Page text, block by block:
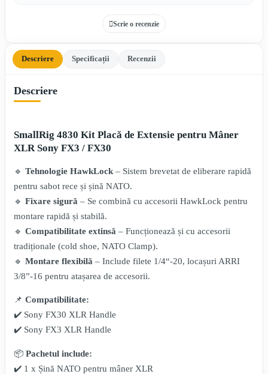
Scrie o recenzie
Descriere Specificații Recenzii
Descriere
SmallRig 4830 Kit Placă de Extensie pentru Mâner
XLR Sony FX3 / FX30
🔹 Tehnologie HawkLock – Sistem brevetat de eliberare rapidă
pentru sabot rece și șină NATO.
🔹 Fixare sigură – Se combină cu accesorii HawkLock pentru
montare rapidă și stabilă.
🔹 Compatibilitate extinsă – Funcționează și cu accesorii
tradiționale (cold shoe, NATO Clamp).
🔹 Montare flexibilă – Include filete 1/4“-20, locașuri ARRI
3/8”-16 pentru atașarea de accesorii.
📌 Compatibilitate:
✔️ Sony FX30 XLR Handle
✔️ Sony FX3 XLR Handle
📦 Pachetul include:
✔️ 1 x Șină NATO pentru mâner XLR